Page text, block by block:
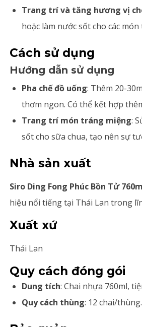
Trang trí và tăng hương vị
hoặc làm nước sốt cho các
Cách sử dụng
Hướng dẫn sử dụng
Pha chế đồ uống: Thêm 20-
thơm ngon. Có thể kết hợp
Trang trí món tráng miệng:
sốt cho sữa chua, tạo nên sự
Nhà sản xuất
Siro Ding Fong Phúc Bồn Tử
hiệu nổi tiếng tại Thái Lan trong
Xuất xứ
Thái Lan
Quy cách đóng gói
Dung tích: Chai nhựa 760ml,
Quy cách thùng: 12 chai/thùng.